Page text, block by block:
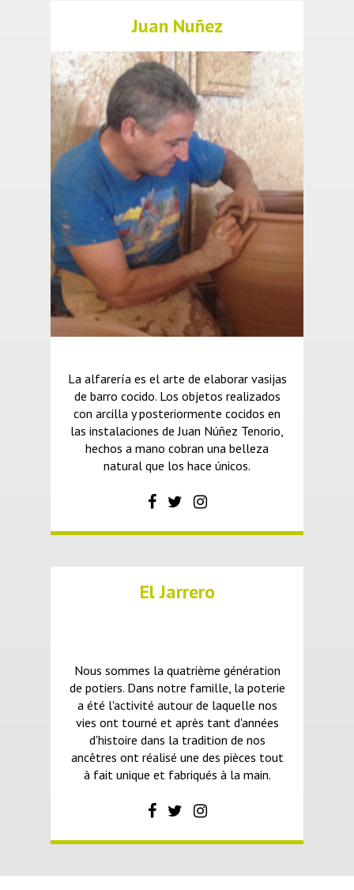
Juan Nuñez
La alfarería es el arte de elaborar vasijas
de barro cocido. Los objetos realizados
con arcilla y posteriormente cocidos en
las instalaciones de Juan Núñez Tenorio,
hechos a mano cobran una belleza
natural que los hace únicos.
El Jarrero
Nous sommes la quatrième génération
de potiers. Dans notre famille, la poterie
a été l'activité autour de laquelle nos
vies ont tourné et après tant d'années
d'histoire dans la tradition de nos
ancêtres ont réalisé une des pièces tout
à fait unique et fabriqués à la main.